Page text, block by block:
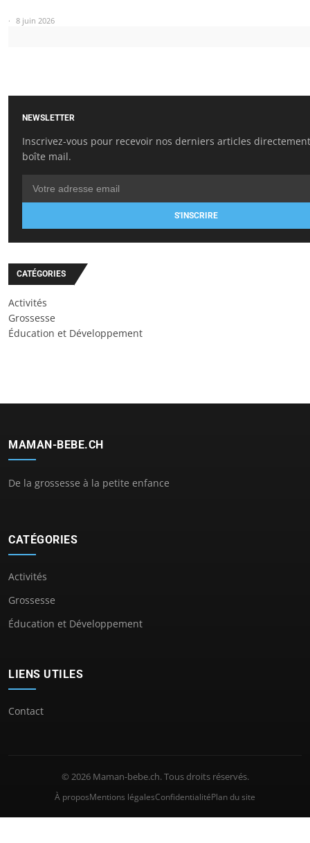
8 juin 2026
NEWSLETTER
Inscrivez-vous pour recevoir nos derniers articles
boîte mail.
S'INSCRIRE
CATÉGORIES
Activités
Grossesse
Éducation et Développement
MAMAN-BEBE.CH
De la grossesse à la petite enfance
CATÉGORIES
Activités
Grossesse
Éducation et Développement
LIENS UTILES
Contact
© 2026 Maman-bebe.ch. Tous droits réservés.
À proposMentions légalesConfidentialitéPlan du site